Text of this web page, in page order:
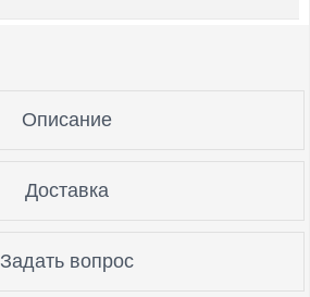
Описание
Доставка
Задать вопрос